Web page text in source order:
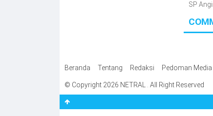
SP
Perda
Beranda Tentang Redaksi Pedoman
© Copyright 2026 NETRAL . All Right Reserved